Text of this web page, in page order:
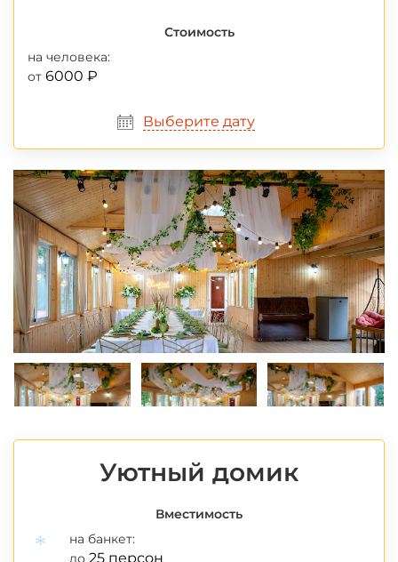
Стоимость
на человека:
от 6000 ₽
Выберите дату
Уютный домик
Вместимость
на банкет:
до 25 персон
*